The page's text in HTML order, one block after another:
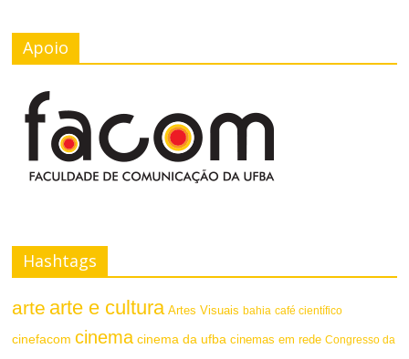
Apoio
Hashtags
arte arte e cultura Artes Visuais bahia café científico
cinefacom cinema cinema da ufba cinemas em rede Congresso da